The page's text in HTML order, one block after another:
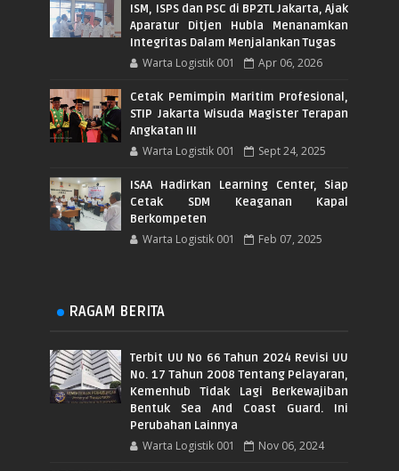
ISM, ISPS dan PSC di BP2TL Jakarta, Ajak
Aparatur Ditjen Hubla Menanamkan
Integritas Dalam Menjalankan Tugas
Warta Logistik 001 Apr 06, 2026
Cetak Pemimpin Maritim Profesional,
STIP Jakarta Wisuda Magister Terapan
Angkatan III
Warta Logistik 001 Sept 24, 2025
ISAA Hadirkan Learning Center, Siap
Cetak SDM Keaganan Kapal
Berkompeten
Warta Logistik 001 Feb 07, 2025
RAGAM BERITA
Terbit UU No 66 Tahun 2024 Revisi UU
No. 17 Tahun 2008 Tentang Pelayaran,
Kemenhub Tidak Lagi Berkewajiban
Bentuk Sea And Coast Guard. Ini
Perubahan Lainnya
Warta Logistik 001 Nov 06, 2024